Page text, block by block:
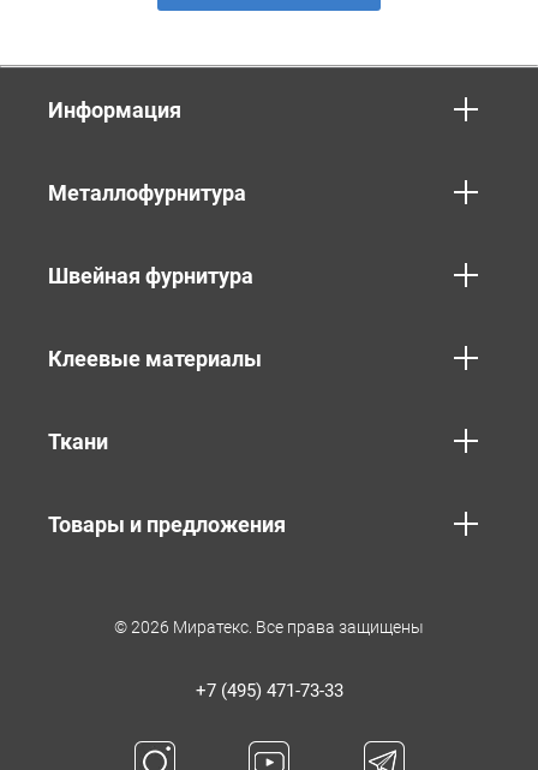
Информация
Металлофурнитура
Швейная фурнитура
Клеевые материалы
Ткани
Товары и предложения
© 2026 Миратекс. Все права защищены
+7 (495) 471-73-33